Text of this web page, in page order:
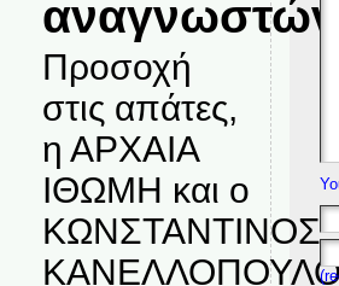
αναγνωστών.
Προσοχή
στις απάτες,
η ΑΡΧΑΙΑ
ΙΘΩΜΗ και ο
ΚΩΝΣΤΑΝΤΙΝΟΣ